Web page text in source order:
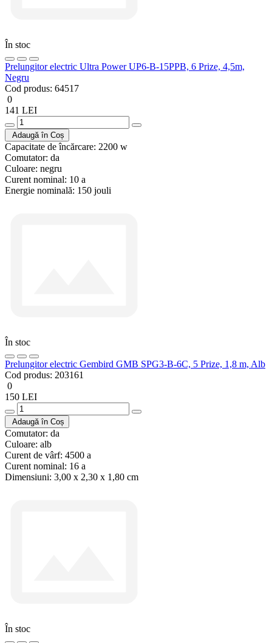
În stoc
Prelungitor electric Ultra Power UP6-B-15PPB, 6 Prize, 4,5m,
Negru
Cod produs: 64517
0
141 LEI
Adaugă în Coș
Capacitate de încărcare: 2200 w
Comutator: da
Culoare: negru
Curent nominal: 10 a
Energie nominală: 150 jouli
În stoc
Prelungitor electric Gembird GMB SPG3-B-6C, 5 Prize, 1,8 m, Alb
Cod produs: 203161
0
150 LEI
Adaugă în Coș
Comutator: da
Culoare: alb
Curent de vârf: 4500 a
Curent nominal: 16 a
Dimensiuni: 3,00 x 2,30 x 1,80 cm
În stoc